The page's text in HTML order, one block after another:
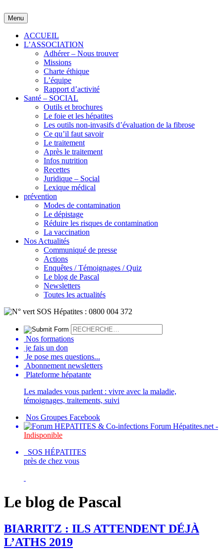
to
content
Menu
ACCUEIL
L’ASSOCIATION
Adhérer – Nous trouver
Missions
Charte éthique
L’équipe
Rapport d’activité
Santé – SOCIAL
Outils et brochures
Le foie et les hépatites
Les outils non-invasifs d’évaluation de la fibrose
Ce qu’il faut savoir
Le traitement
Après le traitement
Infos nutrition
Recettes
Juridique – Social
Lexique médical
prévention
Modes de contamination
Le dépistage
Réduire les risques de contamination
La vaccination
Nos Actualités
Communiqué de presse
Actions
Enquêtes / Témoignages / Quiz
Le blog de Pascal
Newsletters
Toutes les actualités
Nos formations
je fais un don
Je pose mes questions...
Abonnement newsletters
Plateforme hépatante
Les malades vous parlent : vivre avec la maladie,
témoignages, traitements, suivi
Nos Groupes Facebook
Forum Hépatites.net -
Indisponible
SOS HÉPATITES
près de chez vous
Le blog de Pascal
BIARRITZ : ILS ATTENDENT DÉJÀ
L’ATHS 2019